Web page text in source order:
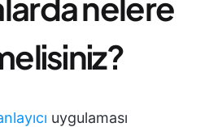
uygulaması